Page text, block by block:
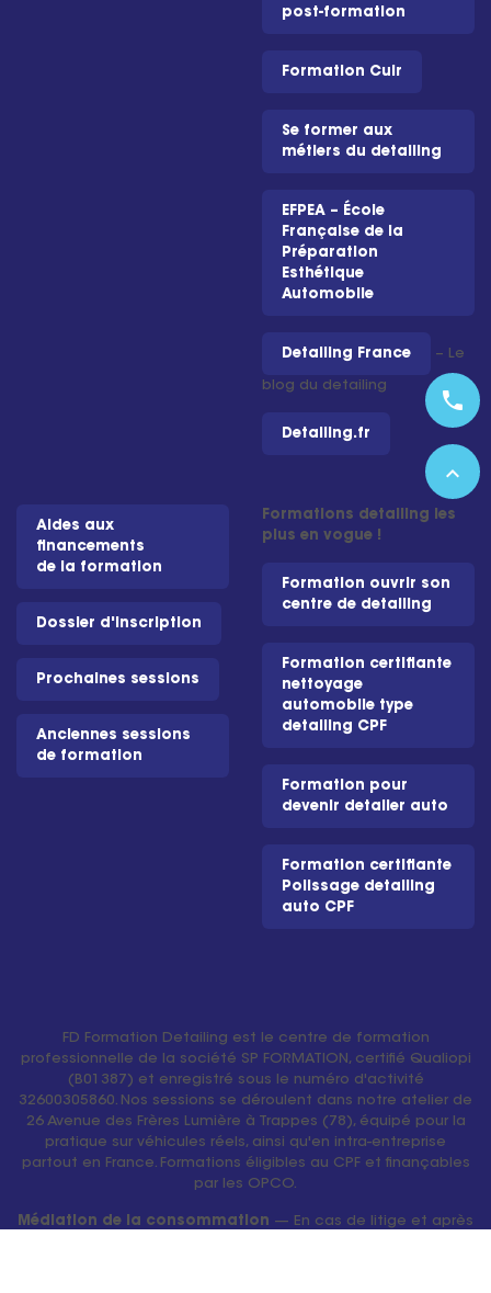
post-formation
Formation Cuir
Se former aux
métiers du detailing
EFPEA – École
Française de la
Préparation
Esthétique
Automobile
Detailing France – Le
blog du detailing
Detailing.fr
Aides aux
financements
de la formation
Dossier d'inscription
Prochaines sessions
Anciennes sessions
de formation
Formations detailing les
plus en vogue !
Formation ouvrir son
centre de detailing
Formation certifiante
nettoyage
automobile type
detailing CPF
Formation pour
devenir detailer auto
Formation certifiante
Polissage detailing
auto CPF
FD Formation Detailing est le centre de formation
professionnelle de la société SP FORMATION, certifié Qualiopi
(B01387) et enregistré sous le numéro d'activité
32600305860. Nos sessions se déroulent dans notre atelier de
26 Avenue des Frères Lumière à Trappes (78), équipé pour la
pratique sur véhicules réels, ainsi qu'en intra-entreprise
partout en France. Formations éligibles au CPF et finançables
par les OPCO.
Médiation de la consommation — En cas de litige et après
phone
expand_less